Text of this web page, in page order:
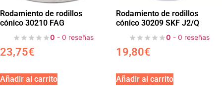
Rodamiento de rodillos
cónico 30210 FAG
0 - 0 reseñas
23,75€
Añadir al carrito
Rodamiento de rodillos
cónico 30209 SKF J2/Q
0 - 0 reseñas
19,80€
Añadir al carrito